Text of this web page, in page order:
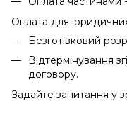
Оплата для
Безготівковий
Відтермінування
договору.
Задайте запитання у